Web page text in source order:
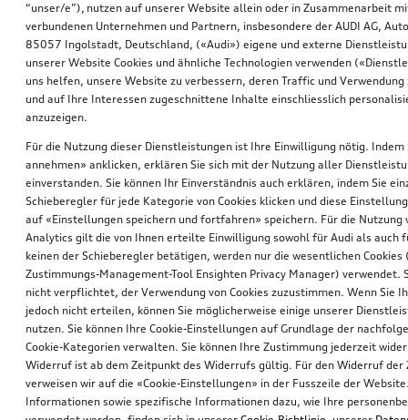
“unser/e”), nutzen auf unserer Website allein oder in Zusammenarbeit
verbundenen Unternehmen und Partnern, insbesondere der AUDI AG,
85057 Ingolstadt, Deutschland, («Audi») eigene und externe
unserer Website Cookies und ähnliche Technologien verwenden
uns helfen, unsere Website zu verbessern, deren Traffic und Verwendung
und auf Ihre Interessen zugeschnittene Inhalte einschliesslich
anzuzeigen.
Für die Nutzung dieser Dienstleistungen ist Ihre Einwilligung nötig. Indem
annehmen» anklicken, erklären Sie sich mit der Nutzung aller
einverstanden. Sie können Ihr Einverständnis auch erklären, indem Sie
Schieberegler für jede Kategorie von Cookies klicken und diese
auf «Einstellungen speichern und fortfahren» speichern. Für die Nutzung
Analytics gilt die von Ihnen erteilte Einwilligung sowohl für Audi als auch
keinen der Schieberegler betätigen, werden nur die wesentlichen Cookies
Zustimmungs-Management-Tool Ensighten Privacy Manager) verwendet.
nicht verpflichtet, der Verwendung von Cookies zuzustimmen. Wenn Sie
jedoch nicht erteilen, können Sie möglicherweise einige unserer
nutzen. Sie können Ihre Cookie-Einstellungen auf Grundlage der
Cookie-Kategorien verwalten. Sie können Ihre Zustimmung jederzeit
Widerruf ist ab dem Zeitpunkt des Widerrufs gültig. Für den Widerruf der
verweisen wir auf die «Cookie-Einstellungen» in der Fusszeile der
Informationen sowie spezifische Informationen dazu, wie Ihre